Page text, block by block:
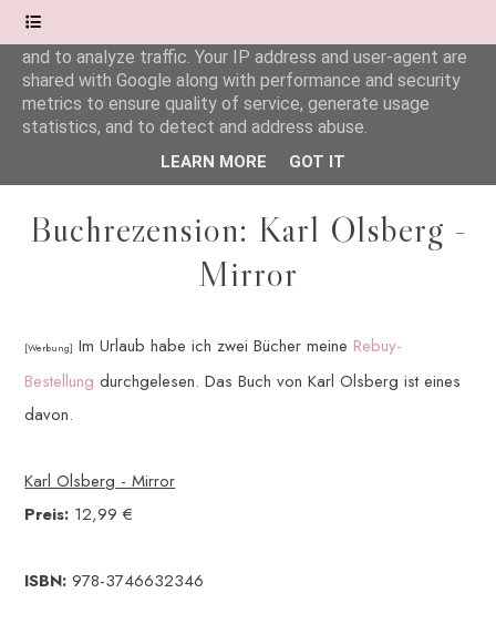
Wonderful.Moments
Buchrezension: Karl Olsberg -
Mirror
[Werbung] Im Urlaub habe ich zwei Bücher meine Rebuy-
Bestellung durchgelesen. Das Buch von Karl Olsberg ist eines
davon.
Karl Olsberg - Mirror
Preis: 12,99 €
ISBN: 978-3746632346
This site uses cookies from Google to deliver its services
and to analyze traffic. Your IP address and user-agent are
shared with Google along with performance and security
metrics to ensure quality of service, generate usage
statistics, and to detect and address abuse.
LEARN MORE GOT IT